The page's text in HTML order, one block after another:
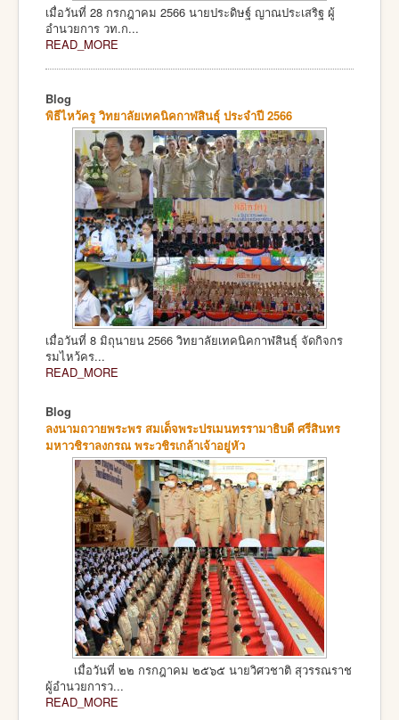
เมื่อวันที่ 28 กรกฎาคม 2566 นายประดิษฐ์ ญาณประเสริฐ ผู้
อำนวยการ วท.ก...
READ_MORE
Blog
พิธีไหว้ครู วิทยาลัยเทคนิคกาฬสินธุ์ ประจำปี 2566
เมื่อวันที่ 8 มิถุนายน 2566 วิทยาลัยเทคนิคกาฬสินธุ์ จัดกิจกร
รมไหว้คร...
READ_MORE
Blog
ลงนามถวายพระพร สมเด็จพระปรเมนทรรามาธิบดี ศรีสินทร
มหาวชิราลงกรณ พระวชิรเกล้าเจ้าอยู่หัว
เมื่อวันที่ ๒๒ กรกฎาคม ๒๕๖๕ นายวิศวชาติ สุวรรณราช
ผู้อำนวยการว...
READ_MORE